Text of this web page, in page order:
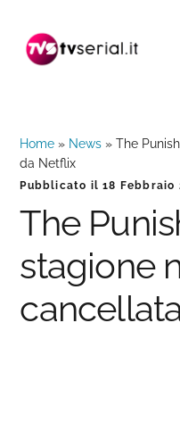
navigazione
contenuto
barra
Home » News »The
da Netflix
Pubblicato il18 Febbraio
The
stagione